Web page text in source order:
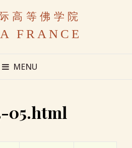
高等佛学院
FRANCE
MENU
05.html